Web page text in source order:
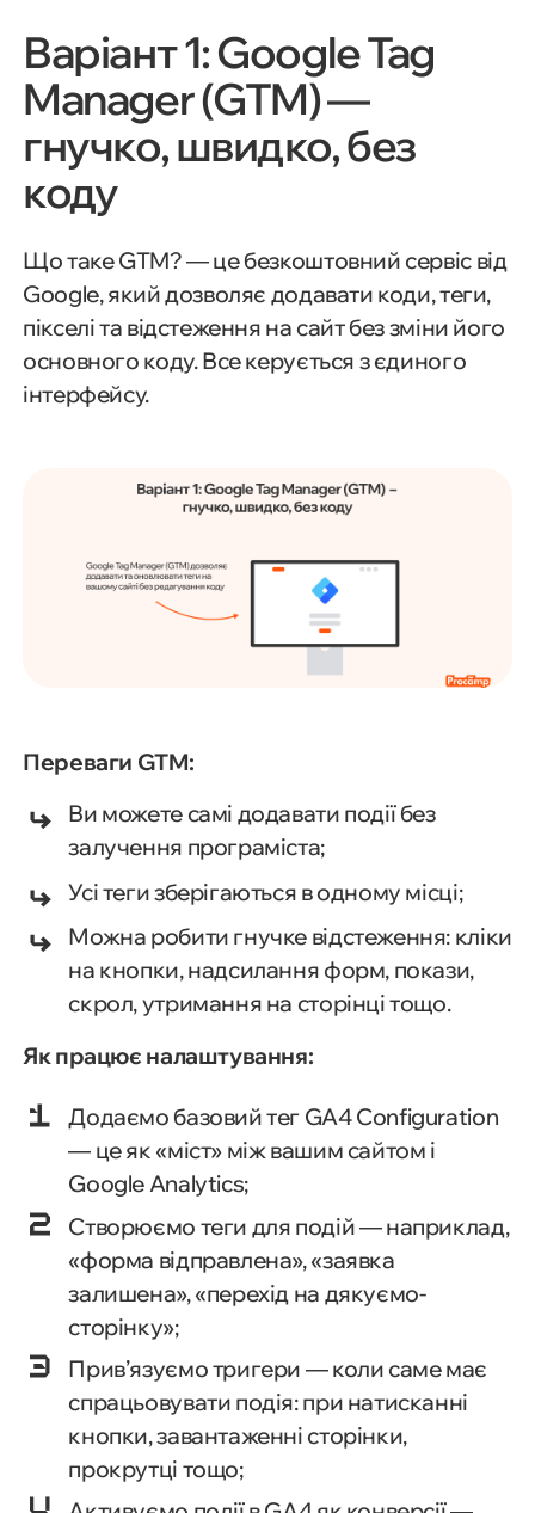
Варіант 1: Google Tag
Manager (GTM) —
гнучко, швидко, без
коду
Що таке GTM? — це безкоштовний сервіс від
Google, який дозволяє додавати коди, теги,
пікселі та відстеження на сайт без зміни його
основного коду. Все керується з єдиного
інтерфейсу.
Переваги GTM:
Ви можете самі додавати події без
залучення програміста;
Усі теги зберігаються в одному місці;
Можна робити гнучке відстеження: кліки
на кнопки, надсилання форм, покази,
скрол, утримання на сторінці тощо.
Як працює налаштування:
Додаємо базовий тег GA4 Configuration
— це як «міст» між вашим сайтом і
Google Analytics;
Створюємо теги для подій — наприклад,
«форма відправлена», «заявка
залишена», «перехід на дякуємо-
сторінку»;
Прив’язуємо тригери — коли саме має
спрацьовувати подія: при натисканні
кнопки, завантаженні сторінки,
прокрутці тощо;